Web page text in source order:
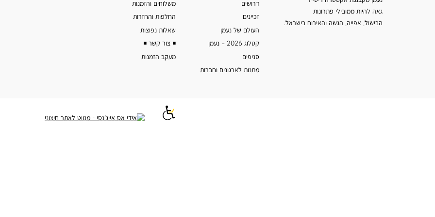
גאה להיות ממובילי פתרונות
הבישול, אפייה, הגשה והאירוח בישראל.
דרושים
זכיינים
העולם של נעמן
קטלוג 2026 – נעמן
סניפים
מתנות לארגונים וחברות
משלוחים והזמנות
החלפות והחזרות
שאלות נפוצות
◾️ צור קשר ◾️
מעקב הזמנות